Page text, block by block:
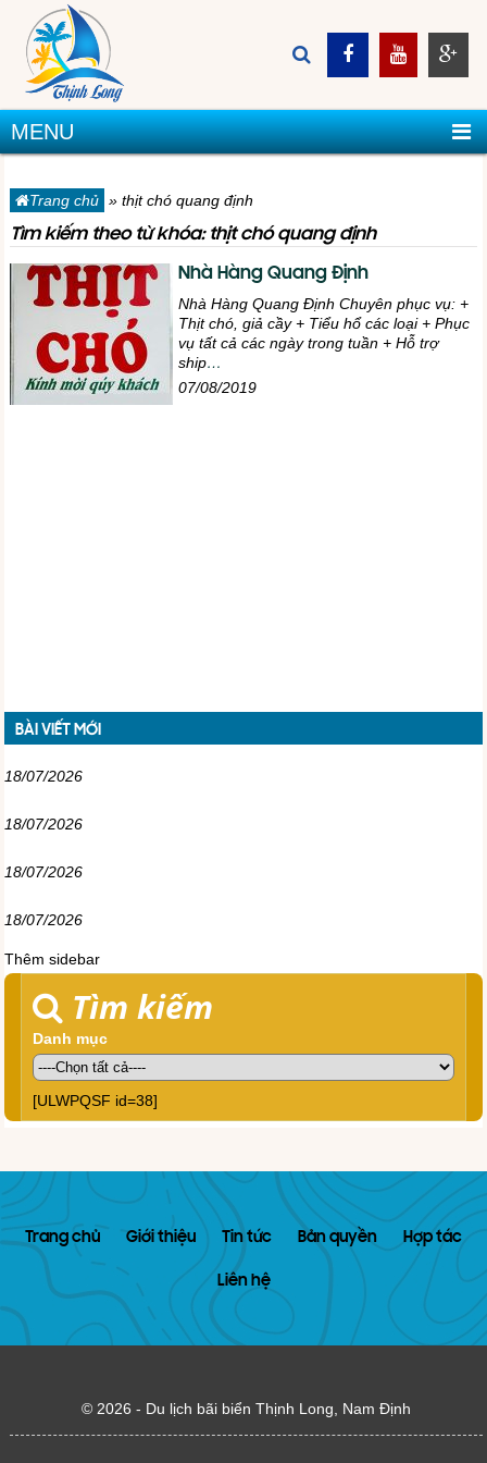
MENU
Trang chủ » thịt chó quang định
Tìm kiếm theo từ khóa: thịt chó quang định
Nhà Hàng Quang Định
Nhà Hàng Quang Định Chuyên phục vụ: +
Thịt chó, giả cầy + Tiểu hổ các loại + Phục
vụ tất cả các ngày trong tuần + Hỗ trợ
ship…
07/08/2019
BÀI VIẾT MỚI
18/07/2026
18/07/2026
18/07/2026
18/07/2026
Thêm sidebar
Tìm kiếm
Danh mục
[ULWPQSF id=38]
Trang chủ Giới thiệu Tin tức Bản quyền Hợp tác
Liên hệ
© 2026 - Du lịch bãi biển Thịnh Long, Nam Định